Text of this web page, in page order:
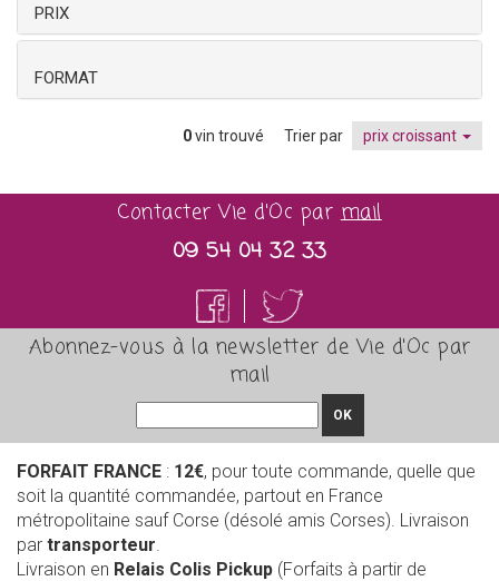
PRIX
FORMAT
0vin trouvé Trier par prix croissant
Contacter Vie d'Oc parmail
09 54 04 32 33
Abonnez-vous à la newsletter de Vie d'Oc par
mail
OK
FORFAIT FRANCE : 12€, pour toute commande, quelle que
soit la quantité commandée, partout en France
métropolitaine sauf Corse (désolé amis Corses). Livraison
par transporteur.
Livraison en Relais Colis Pickup (Forfaits à partir de